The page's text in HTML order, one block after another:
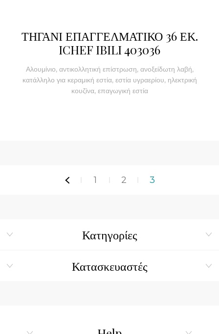
ΤΗΓΑΝΙ ΕΠΑΓΓΕΛΜΑΤΙΚΟ 36 ΕΚ.
ICHEF IBILI 403036
Αλουμίνιο, αντικολλητική επίστρωση, ανοξείδωτη λαβή,
κατάλληλο για κεραμική εστία, εστία υγραερίου, ηλεκτρική
κουζίνα, επαγωγική εστία
1 2 3
Κατηγορίες
Κατασκευαστές